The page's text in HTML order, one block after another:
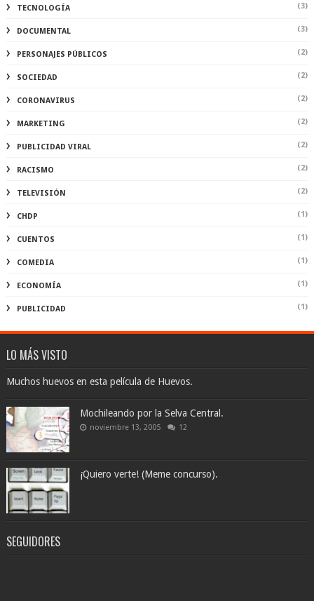
TECNOLOGÍA (3)
DOCUMENTAL (3)
PERSONAJES PÚBLICOS (2)
SOCIEDAD (2)
CORONAVIRUS (2)
MARKETING (2)
PUBLICIDAD VIRAL (2)
RACISMO (2)
TELEVISIÓN (2)
CHDP (1)
CUENTOS (1)
COMEDIA (1)
ECONOMÍA (1)
PUBLICIDAD (1)
LO MÁS VISTO
Muchos huevos en esta película de Huevos.
Mochileando por la Selva Central.
noviembre 13, 2005 12
¡Quiero verte! (Meme concurso).
SEGUIDORES